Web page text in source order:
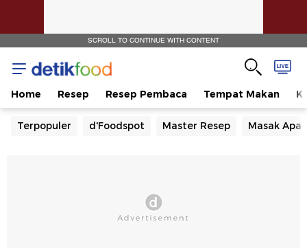
SCROLL TO CONTINUE WITH CONTENT
Home Resep Resep Pembaca Tempat Makan
Terpopuler d'Foodspot Master Resep Masak Apa